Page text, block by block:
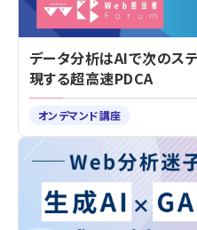
データ分析はAIで次のス
現する超高速PDCA
オンデマンド講座